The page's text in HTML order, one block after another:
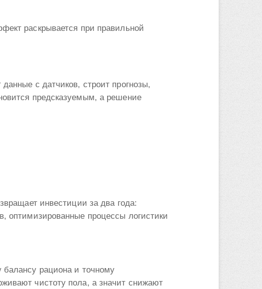
раскрывается при правильной
с датчиков, строит прогнозы,
предсказуемым, а решение
инвестиции за два года:
оптимизированные процессы логистики
рациона и точному
чистоту пола, а значит снижают